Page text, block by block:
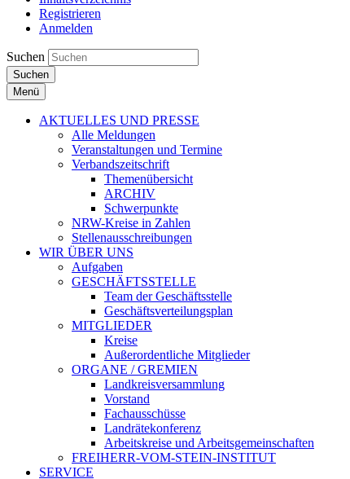
Registrieren
Anmelden
Suchen
Suchen
Menü
AKTUELLES UND PRESSE
Alle Meldungen
Veranstaltungen und Termine
Verbandszeitschrift
Themenübersicht
ARCHIV
Schwerpunkte
NRW-Kreise in Zahlen
Stellenausschreibungen
WIR ÜBER UNS
Aufgaben
GESCHÄFTSSTELLE
Team der Geschäftsstelle
Geschäftsverteilungsplan
MITGLIEDER
Kreise
Außerordentliche Mitglieder
ORGANE / GREMIEN
Landkreisversammlung
Vorstand
Fachausschüsse
Landrätekonferenz
Arbeitskreise und Arbeitsgemeinschaften
FREIHERR-VOM-STEIN-INSTITUT
SERVICE